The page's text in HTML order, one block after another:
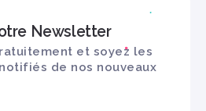
Newsletter
et soyez les
de nos nouveaux